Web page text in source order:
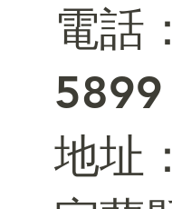
電話
5899
地址